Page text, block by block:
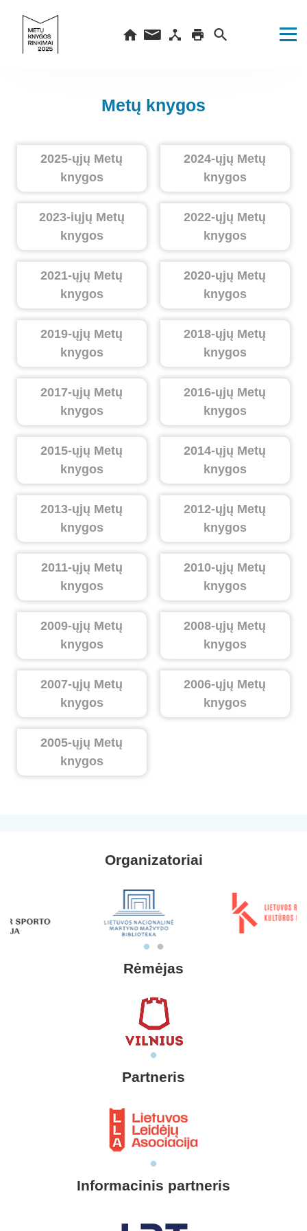
Metų knygos
2025-ųjų Metų
knygos
2024-ųjų Metų
knygos
2023-iųjų Metų
knygos
2022-ųjų Metų
knygos
2021-ųjų Metų
knygos
2020-ųjų Metų
knygos
2019-ųjų Metų
knygos
2018-ųjų Metų
knygos
2017-ųjų Metų
knygos
2016-ųjų Metų
knygos
2015-ųjų Metų
knygos
2014-ųjų Metų
knygos
2013-ųjų Metų
knygos
2012-ųjų Metų
knygos
2011-ųjų Metų
knygos
2010-ųjų Metų
knygos
2009-ųjų Metų
knygos
2008-ųjų Metų
knygos
2007-ųjų Metų
knygos
2006-ųjų Metų
knygos
2005-ųjų Metų
knygos
Organizatoriai
Rėmėjas
Partneris
Informacinis partneris